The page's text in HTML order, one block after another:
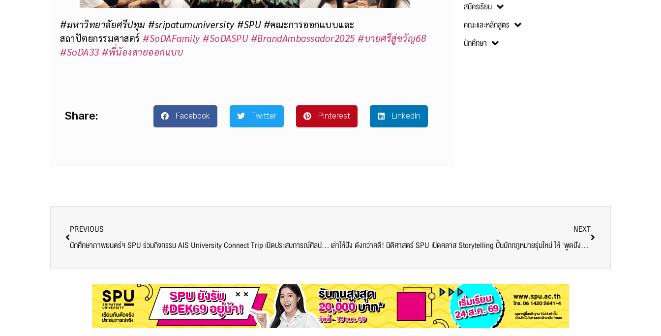
#มหาวิทยาลัยศรีปทุม #sripatumuniversity #SPU #คณะการออกแบบและ
สถาปัตยกรรมศาสตร์ #SoDAFamily #SoDASPU #BrandAmbassador2025 #บายศรีสู่ขวัญ68
#SoDA33 #พี่น้องสายออกแบบ
Share: Facebook Twitter Pinterest LinkedIn
สมัครเรียน
คณะและหลักสูตร
นักศึกษา
PREVIOUS
นักศึกษาภาพยนตร์ฯ SPU ร่วมกิจกรรม AIS University Connect Trip เปิดประสบการณ์ศิลปะ-สถาปัตยกรรม พร้อมลับฝีมือ Content Creator
NEXT
เล่าให้ปัง ดังกว่าคดี! นิติศาสตร์ SPU เปิดคลาส Storytelling ปั้นนักกฎหมายรุ่นใหม่ ให้ ‘พูดปัง-ฟังดี-ตีความเป็น’